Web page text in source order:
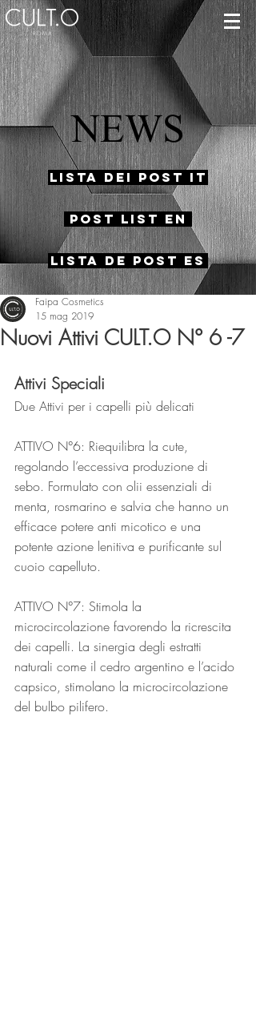
NEWS
Lista dei Post IT
Post List EN
Lista de Post ES
Nuovi Attivi CULT.O N° 6 -7
Faipa Cosmetics
15 mag 2019
Attivi Speciali
Due Attivi per i capelli più delicati
ATTIVO N°6: Riequilibra la cute,
regolando l’eccessiva produzione di
sebo. Formulato con olii essenziali di
menta, rosmarino e salvia che hanno un
efficace potere anti micotico e una
potente azione lenitiva e purificante sul
cuoio capelluto.
ATTIVO N°7: Stimola la
microcircolazione favorendo la ricrescita
dei capelli. La sinergia degli estratti
naturali come il cedro argentino e l’acido
capsico, stimolano la microcircolazione
del bulbo pilifero.